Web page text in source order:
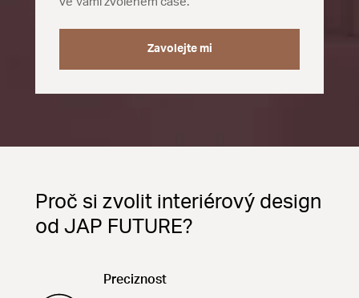
Zavolejte mi
Proč si zvolit interiérový design
od JAP FUTURE?
Preciznost